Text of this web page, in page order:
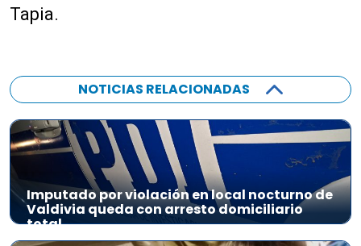
Tapia.
NOTICIAS RELACIONADAS
Imputado por violación en local nocturno de
Valdivia queda con arresto domiciliario
total